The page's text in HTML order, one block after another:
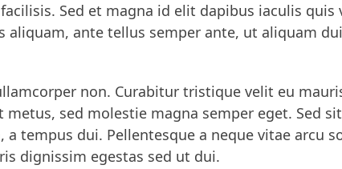
Sed et magna id elit dapibus iaculis quis
ante tellus semper ante, ut aliquam
non. Curabitur tristique velit eu
sed molestie magna semper eget. Sed
tempus dui. Pellentesque a neque vitae arcu
dignissim egestas sed ut dui.